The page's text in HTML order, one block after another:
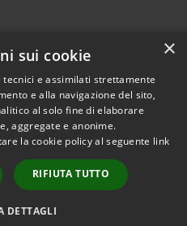
Copyright © 2026 • Comune di
Andora • Powered by
Municipium•
Accesso
redazione
×
sui cookie
e assimilati strettamente
e alla navigazione del sito,
al solo fine di elaborare
aggregate e anonime.
la cookie policy al seguente link
RIFIUTA TUTTO
DETTAGLI